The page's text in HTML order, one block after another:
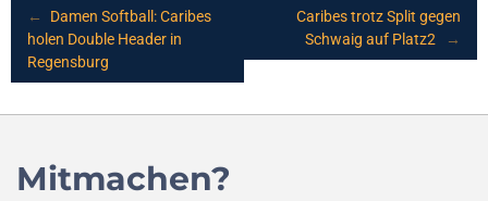
Post
navigation
←
Damen Softball: Caribes
holen Double Header in
Regensburg
Caribes trotz Split gegen
Schwaig auf Platz2
→
Mitmachen?